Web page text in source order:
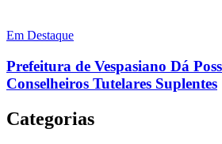
Em Destaque
Prefeitura de Vespasiano Dá
Conselheiros Tutelares Suplentes
Categorias